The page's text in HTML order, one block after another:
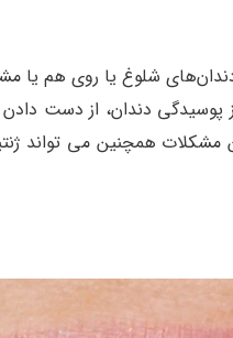
دندان‌های شلوغ یا روی هم
دندان، از دست دادن
همچنین می تواند